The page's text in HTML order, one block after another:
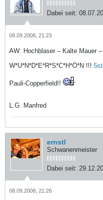
Dabei seit:
08.09.2008, 21:23
AW: Hochblaser – Kalte Mauer
W*U*N*D*E*R*S*C*H*Ö*N !!!
Pauli-Copperfield!!
L.G. Manfred
ernstl
Schwanenmeister
Dabei seit:
08.09.2008, 21:26